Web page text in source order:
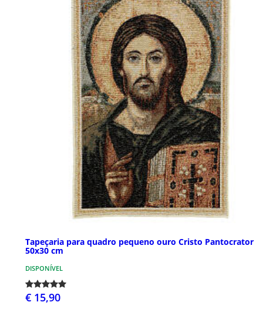
Tapeçaria para quadro pequeno ouro Cristo Pantocrator
50x30 cm
DISPONÍVEL
€ 15,90